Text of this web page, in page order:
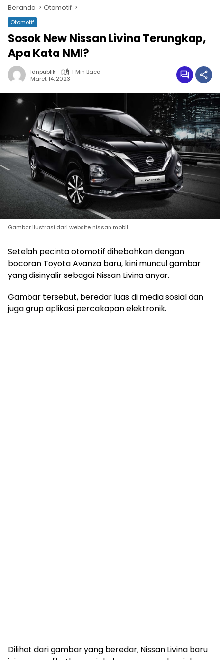
Beranda Otomotif
Otomotif
Sosok New Nissan Livina Terungkap,
Apa Kata NMI?
Idnpublik
1 Min Baca
Maret 14, 2023
Gambar ilustrasi dari website nissan mobil
Setelah pecinta otomotif dihebohkan dengan
bocoran Toyota Avanza baru, kini muncul gambar
yang disinyalir sebagai Nissan Livina anyar.
Gambar tersebut, beredar luas di media sosial dan
juga grup aplikasi percakapan elektronik.
Dilihat dari gambar yang beredar, Nissan Livina baru